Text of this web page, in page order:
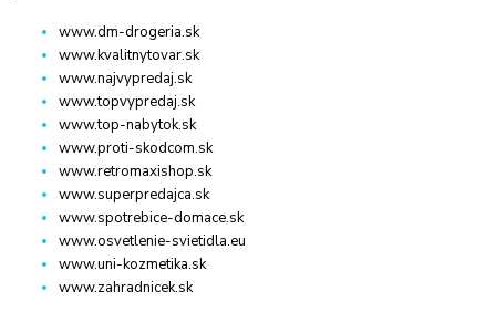
www.dm-drogeria.sk
www.kvalitnytovar.sk
www.najvypredaj.sk
www.topvypredaj.sk
www.top-nabytok.sk
www.proti-skodcom.sk
www.retromaxishop.sk
www.superpredajca.sk
www.spotrebice-domace.sk
www.osvetlenie-svietidla.eu
www.uni-kozmetika.sk
www.zahradnicek.sk